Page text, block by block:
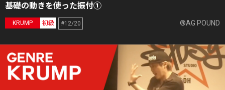
基礎の動きを使った振付①
KRUMP 初級 #12/20 ®AG POUND